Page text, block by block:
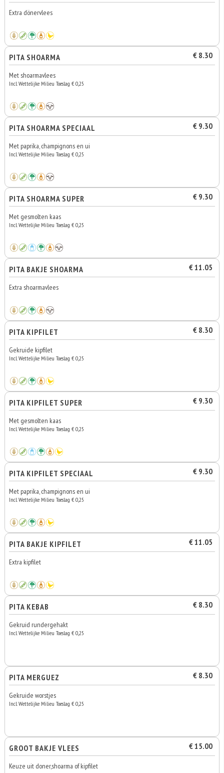
Extra dönervlees
PITA SHOARMA € 8.30
Met shoarmavlees
Incl. Wettelijke Milieu Toeslag € 0,25
PITA SHOARMA SPECIAAL € 9.30
Met paprika, champignons en ui
Incl. Wettelijke Milieu Toeslag € 0,25
PITA SHOARMA SUPER € 9.30
Met gesmolten kaas
Incl. Wettelijke Milieu Toeslag € 0,25
PITA BAKJE SHOARMA € 11.05
Extra shoarmavlees
PITA KIPFILET € 8.30
Gekruide kipfilet
Incl. Wettelijke Milieu Toeslag € 0,25
PITA KIPFILET SUPER € 9.30
Met gesmolten kaas
Incl. Wettelijke Milieu Toeslag € 0,25
PITA KIPFILET SPECIAAL € 9.30
Met paprika, champignons en ui
Incl. Wettelijke Milieu Toeslag € 0,25
PITA BAKJE KIPFILET € 11.05
Extra kipfilet
PITA KEBAB € 8.30
Gekruid rundergehakt
Incl. Wettelijke Milieu Toeslag € 0,25
PITA MERGUEZ € 8.30
Gekruide worstjes
Incl. Wettelijke Milieu Toeslag € 0,25
GROOT BAKJE VLEES € 15.00
Keuze uit doner,shoarma of kipfilet